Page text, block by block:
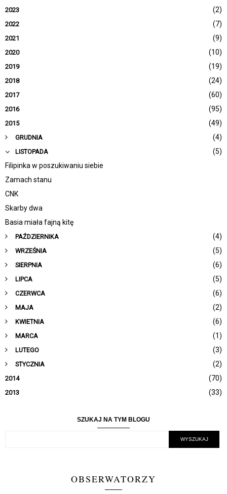
2023 (2)
2022 (7)
2021 (9)
2020 (10)
2019 (19)
2018 (24)
2017 (60)
2016 (95)
2015 (49)
GRUDNIA (4)
LISTOPADA
(5)
Filipinka w poszukiwaniu siebie
Zamach stanu
CNK
Skarby dwa
Basia miała fajną kitę
PAŹDZIERNIKA (4)
WRZEŚNIA (5)
SIERPNIA (6)
LIPCA (5)
CZERWCA (6)
MAJA (2)
KWIETNIA (6)
MARCA (1)
LUTEGO (3)
STYCZNIA (2)
2014 (70)
2013 (33)
SZUKAJ NA TYM BLOGU
OBSERWATORZY